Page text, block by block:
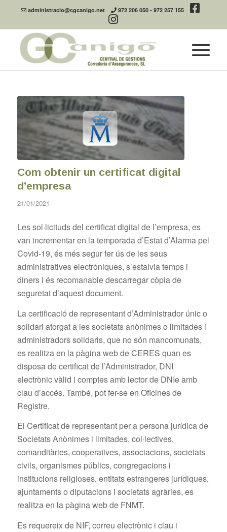
administracio@cgcanigo.net 972 206 050 -972 257 155
Com obtenir un certificat digital
d’empresa
21/01/2021
Les sol·licituds del certificat digital de l’empresa, es
van incrementar en la temporada d’Estat d’Alarma pel
Covid-19, és més segur fer ús de les seus
administratives electròniques, s’estalvia temps i
diners i és recomanable descarregar còpia de
seguretat d’aquest document.
La certificació de representant d’Administrador únic o
solidari atorgat a les societats anònimes o limitades i
administradors solidaris, que no són mancomunats,
es realitza en la pàgina web de CERES quan es
disposa de certificat de l’Administrador, DNI
electrònic vàlid i comptes amb lector de DNIe amb
clau d’accés. També, pot fer-se en Oficines de
Registre.
El Certificat de representant per a persona jurídica de
Societats Anònimes i limitades, col·lectives,
comanditàries, cooperatives, associacions, societats
civils, organismes públics, congregacions i
institucions religioses, entitats estrangeres jurídiques,
ajuntaments o diputacions i societats agràries, es
realitza en la pàgina web de FNMT.
Es requereix de NIF, correu electrònic i clau i